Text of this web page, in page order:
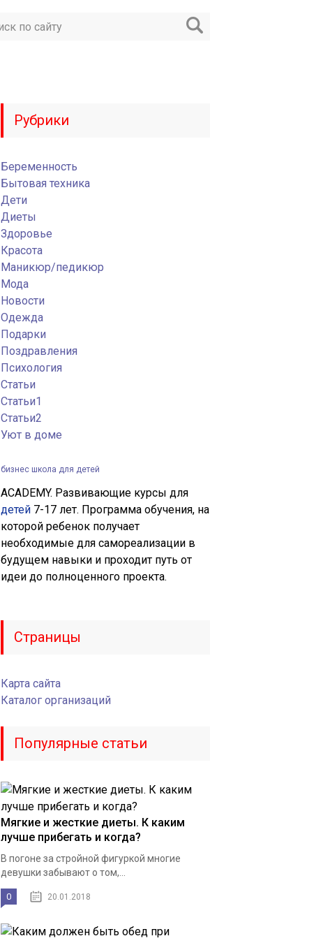
Рубрики
Беременность
Бытовая техника
Дети
Диеты
Здоровье
Красота
Маникюр/педикюр
Мода
Новости
Одежда
Подарки
Поздравления
Психология
Статьи
Статьи1
Статьи2
Уют в доме
бизнес школа для детей
ACADEMY. Развивающие курсы для
детей 7-17 лет. Программа обучения, на
которой ребенок получает
необходимые для самореализации в
будущем навыки и проходит путь от
идеи до полноценного проекта.
Страницы
Карта сайта
Каталог организаций
Популярные статьи
Мягкие и жесткие диеты. К каким
лучше прибегать и когда?
В погоне за стройной фигуркой многие
девушки забывают о том,...
0 20.01.2018